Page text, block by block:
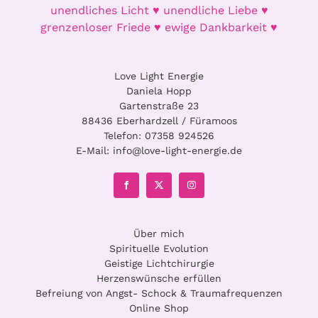
können
auf
gewählt
werden
unendliches Licht ♥ unendliche Liebe ♥
grenzenloser Friede ♥ ewige Dankbarkeit ♥
Love Light Energie
Daniela Hopp
Gartenstraße 23
88436 Eberhardzell / Füramoos
Telefon: 07358 924526
E-Mail: info@love-light-energie.de
Über mich
Spirituelle Evolution
Geistige Lichtchirurgie
Herzenswünsche erfüllen
Befreiung von Angst- Schock & Traumafrequenzen
Online Shop